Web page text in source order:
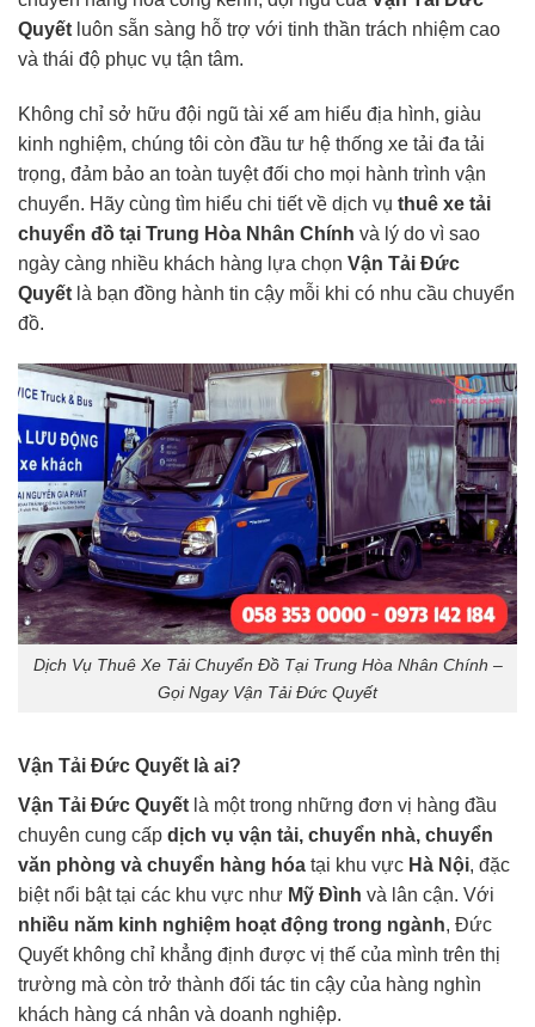
Quyết luôn sẵn sàng hỗ trợ với tinh thần trách nhiệm cao
và thái độ phục vụ tận tâm.
Không chỉ sở hữu đội ngũ tài xế am hiểu địa hình, giàu
kinh nghiệm, chúng tôi còn đầu tư hệ thống xe tải đa tải
trọng, đảm bảo an toàn tuyệt đối cho mọi hành trình vận
chuyển. Hãy cùng tìm hiểu chi tiết về dịch vụ thuê xe tải
chuyển đồ tại Trung Hòa Nhân Chính và lý do vì sao
ngày càng nhiều khách hàng lựa chọn Vận Tải Đức
Quyết là bạn đồng hành tin cậy mỗi khi có nhu cầu chuyển
đồ.
Dịch Vụ Thuê Xe Tải Chuyển Đồ Tại Trung Hòa Nhân Chính –
Gọi Ngay Vận Tải Đức Quyết
Vận Tải Đức Quyết là ai?
Vận Tải Đức Quyết là một trong những đơn vị hàng đầu
chuyên cung cấp dịch vụ vận tải, chuyển nhà, chuyển
văn phòng và chuyển hàng hóa tại khu vực Hà Nội, đặc
biệt nổi bật tại các khu vực như Mỹ Đình và lân cận. Với
nhiều năm kinh nghiệm hoạt động trong ngành, Đức
Quyết không chỉ khẳng định được vị thế của mình trên thị
trường mà còn trở thành đối tác tin cậy của hàng nghìn
khách hàng cá nhân và doanh nghiệp.